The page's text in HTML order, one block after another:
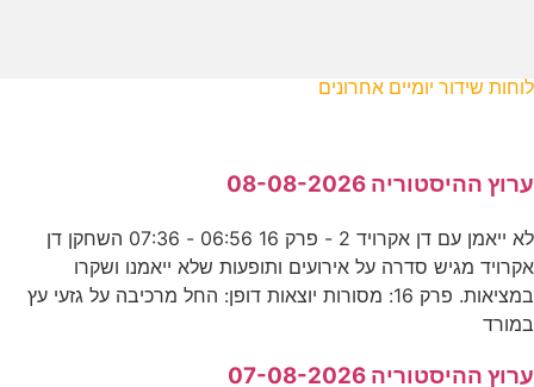
לוחות שידור יומיים אחרונים
ערוץ ההיסטוריה 08-08-2026
לא ייאמן עם דן אקרויד 2 - פרק 16 06:56 - 07:36 השחקן דן
אקרויד מגיש סדרה על אירועים ותופעות שלא ייאמנו ושקרו
במציאות. פרק 16: מסורות יוצאות דופן: החל מרכיבה על גזעי עץ
במורד
ערוץ ההיסטוריה 07-08-2026